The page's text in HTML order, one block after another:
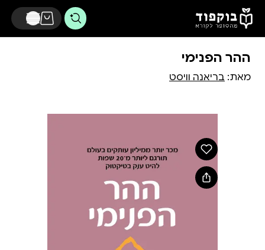
דלג לתוכן הראשי
ההר הפנימי
מאת: בריאנה וויסט